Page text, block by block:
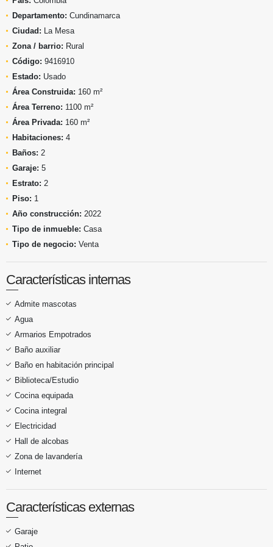
Departamento: Cundinamarca
Ciudad: La Mesa
Zona / barrio: Rural
Código: 9416910
Estado: Usado
Área Construida: 160 m²
Área Terreno: 1100 m²
Área Privada: 160 m²
Habitaciones: 4
Baños: 2
Garaje: 5
Estrato: 2
Piso: 1
Año construcción: 2022
Tipo de inmueble: Casa
Tipo de negocio: Venta
Características internas
Admite mascotas
Agua
Armarios Empotrados
Baño auxiliar
Baño en habitación principal
Biblioteca/Estudio
Cocina equipada
Cocina integral
Electricidad
Hall de alcobas
Zona de lavandería
Internet
Características externas
Garaje